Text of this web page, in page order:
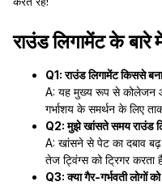
राउंड लिगामेंट के
Q1: राउंड लिगामेंट किससे
A: यह मुख्य रूप से कोलेजन
गर्भाशय के समर्थन के लिए
Q2: मुझे खांसते समय राउंड
A: खांसने से पेट का दबाव
तेज ट्विंग्स को ट्रिगर करता
Q3: क्या गैर-गर्भवती लोगों